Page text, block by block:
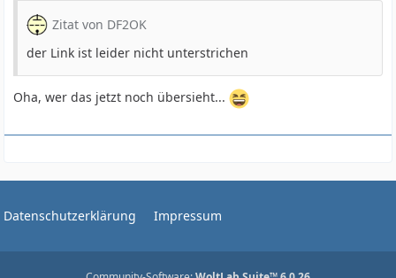
Zitat von DF2OK
der Link ist leider nicht unterstrichen
Oha, wer das jetzt noch übersieht...
Datenschutzerklärung Impressum